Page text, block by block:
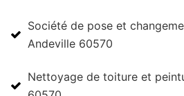
Société de pose et
Andeville 60570
Nettoyage de toiture et